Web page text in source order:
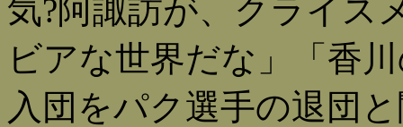
気?阿諏訪が、クライス
ビアな世界だな」「香
入団をパク選手の退団